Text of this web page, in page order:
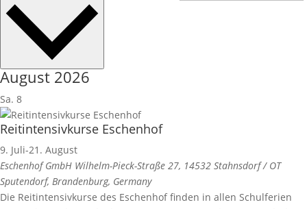
August 2026
Sa. 8
Reitintensivkurse Eschenhof
9. Juli-21. August
Eschenhof GmbH Wilhelm-Pieck-Straße 27, 14532 Stahnsdorf / OT
Sputendorf, Brandenburg, Germany
Die Reitintensivkurse des Eschenhof finden in allen Schulferien